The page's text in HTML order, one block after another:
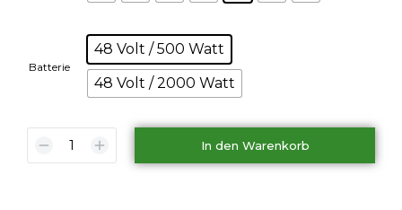
Batterie
48 Volt / 500 Watt
48 Volt / 2000 Watt
In den Warenkorb